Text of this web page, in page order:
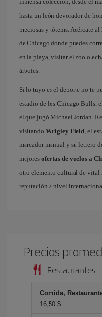
inmensa colección, desde el
hasta un león devorador de
preciosas y tótems. Acércate al
de Chicago donde puedes
en la playa, visitar el zoo o
árboles.
Si lo tuyo es el deporte no te
estadio de los Chicago Bulls,
el que jugó Michael Jordan.
visitando Wrigley Field, el
marcador manual y su letrero
mejores ofertas de vuelos a
otro elemento cultural de vital
reputación a nivel
Precios
Restaurantes
Comida,
16,50 $